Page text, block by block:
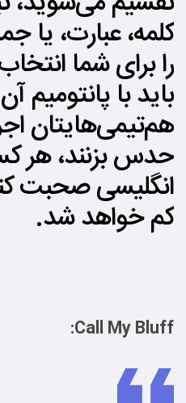
کلمه، عبارت، یا
را برای شما
باید با پانتومیم
هم‌تیمی‌هایتان
حدس بزنند، هر
انگلیسی صحبت
کم خواهد شد.
Call My Bluff: